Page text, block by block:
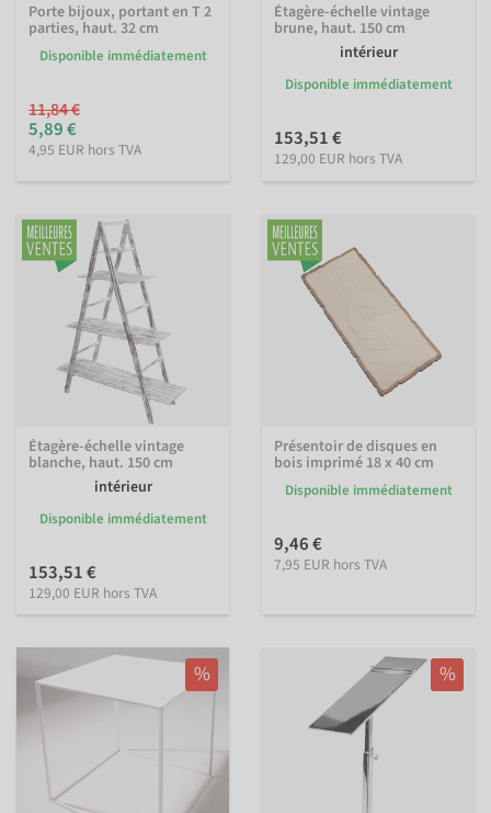
Porte bijoux, portant en T 2
parties, haut. 32 cm
Disponible immédiatement
11,84 €
5,89 €
4,95 EUR hors TVA
Étagère-échelle vintage
brune, haut. 150 cm
intérieur
Disponible immédiatement
153,51 €
129,00 EUR hors TVA
Étagère-échelle vintage
blanche, haut. 150 cm
intérieur
Disponible immédiatement
153,51 €
129,00 EUR hors TVA
Présentoir de disques en
bois imprimé 18 x 40 cm
Disponible immédiatement
9,46 €
7,95 EUR hors TVA
% %